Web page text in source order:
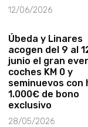
12/06/2026
Úbeda y Linares
acogen del 9 al
junio el gran
coches KM 0 y
seminuevos con
1.000€ de bono
exclusivo
28/05/2026